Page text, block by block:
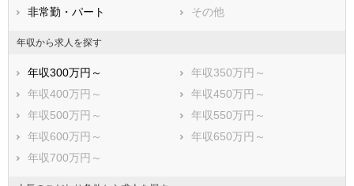
鎌倉市
藤沢市
小田原市
秦野市
厚木市
大和市
伊勢原市
海老名市
座間市
南足柄市
綾瀬市
三浦郡葉山町
非常勤・パート
その他
年収から求人を探す
年収300万円～
年収350万円～
年収400万円～
年収450万円～
年収500万円～
年収550万円～
年収600万円～
年収650万円～
年収700万円～